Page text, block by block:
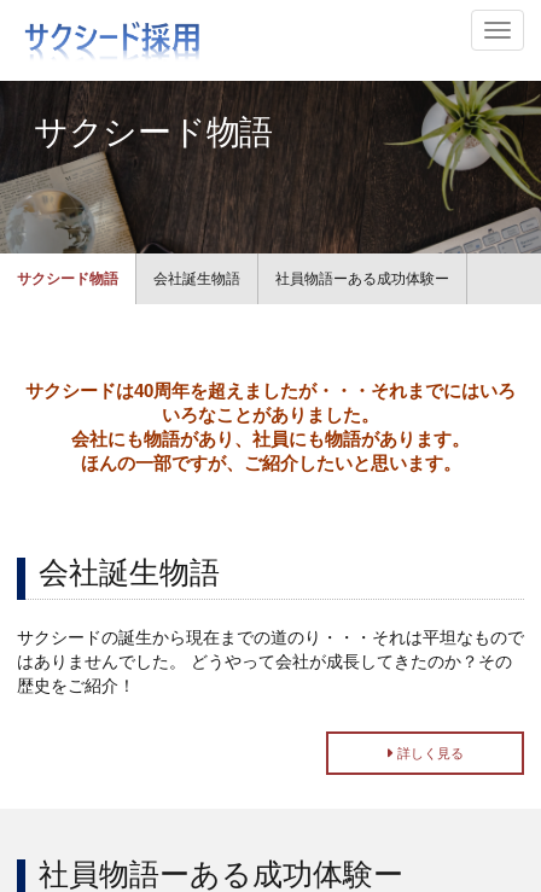
ナ
サクシード物語
サクシード物語 会社誕生物語 社員物語ーある成功体験ー
サクシードは40周年を超えましたが・・・それまでにはいろ
いろなことがありました。
会社にも物語があり、社員にも物語があります。
ほんの一部ですが、ご紹介したいと思います。
会社誕生物語
サクシードの誕生から現在までの道のり・・・それは平坦なもので
はありませんでした。 どうやって会社が成長してきたのか？その
歴史をご紹介！
詳しく見る
社員物語ーある成功体験ー